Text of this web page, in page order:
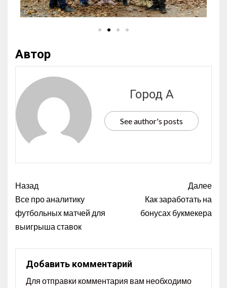
Автор
Город А
See author's posts
Назад
Все про аналитику
футбольных матчей для
выигрыша ставок
Далее
Как заработать на
бонусах букмекера
Добавить комментарий
Для отправки комментария вам необходимо